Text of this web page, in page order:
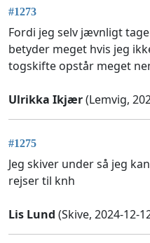
#1273
Fordi jeg selv jævnligt
betyder meget hvis jeg
togskifte opstår meget
Ulrikka Ikjær(Lemvig,
#1275
Jeg skiver under så jeg
rejser til knh
Lis Lund (Skive, 2024-12-